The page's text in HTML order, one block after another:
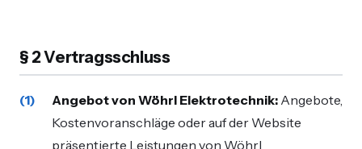
§ 2 Vertragsschluss
Angebot von Wöhrl Elektrotechnik: Angebote,
Kostenvoranschläge oder auf der Website
präsentierte Leistungen von Wöhrl